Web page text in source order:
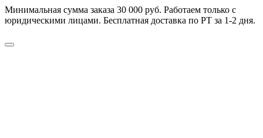
Минимальная сумма заказа 30 000 руб. Работаем только с
юридическими лицами. Бесплатная доставка по РТ за 1-2 дня.